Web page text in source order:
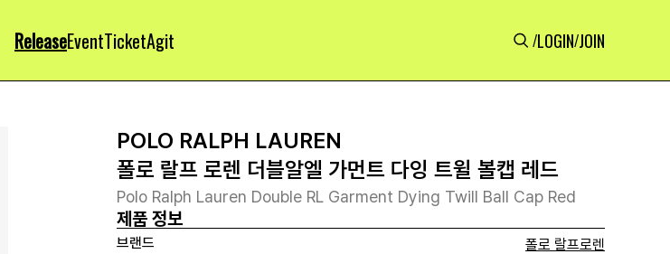
ReleaseEventTicketAgit /LOGIN/JOIN
POLO RALPH LAUREN
폴로 랄프 로렌 더블알엘 가먼트 다잉 트윌 볼캡 레드
Polo Ralph Lauren Double RL Garment Dying Twill Ball Cap Red
제품 정보
브랜드
폴로 랄프로렌